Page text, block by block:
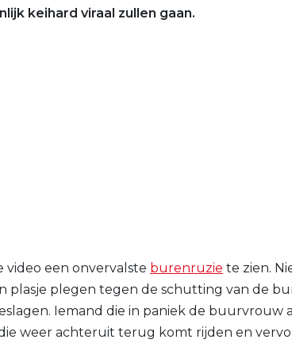
keihard viraal zullen gaan.
video een onvervalste burenruzie te zien.
plasje plegen tegen de schutting van de
Iemand die in paniek de buurvrouw
weer achteruit terug komt rijden en